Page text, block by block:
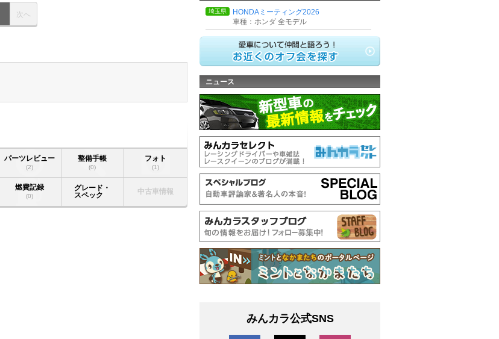
次へ
パーツレビュー
(2)
整備手帳
(0)
フォト
(1)
燃費記録
(0)
グレード・
スペック
中古車情報
埼玉県
HONDAミーティング2026
車種：ホンダ 全モデル
ニュース
みんカラ公式SNS